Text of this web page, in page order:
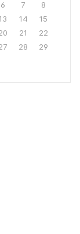
6 7
8
14
15
21
22
28
29